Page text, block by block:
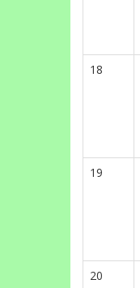
18
19
20